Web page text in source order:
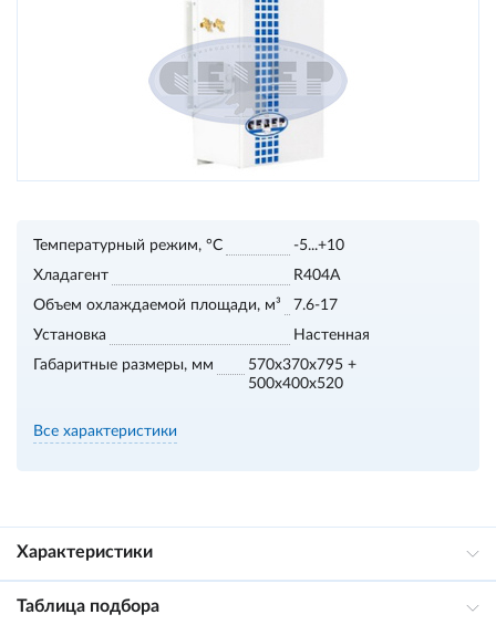
Температурный режим, °С
-5...+10
Хладагент
R404A
Объем охлаждаемой площади, м³
7.6-17
Установка
Настенная
Габаритные размеры, мм
570x370x795 +
500x400x520
Все характеристики
Характеристики
Таблица подбора